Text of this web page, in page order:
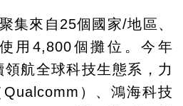
集來自25個國家/地區、
用4,800個攤位。今年
航全球科技生態系，力
）、鴻海科技